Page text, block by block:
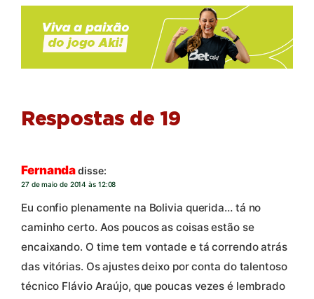
Respostas de 19
Fernandadisse:
27 de maio de 2014 às 12:08
Eu confio plenamente na Bolivia querida… tá no
caminho certo. Aos poucos as coisas estão se
encaixando. O time tem vontade e tá correndo atrás
das vitórias. Os ajustes deixo por conta do talentoso
técnico Flávio Araújo, que poucas vezes é lembrado